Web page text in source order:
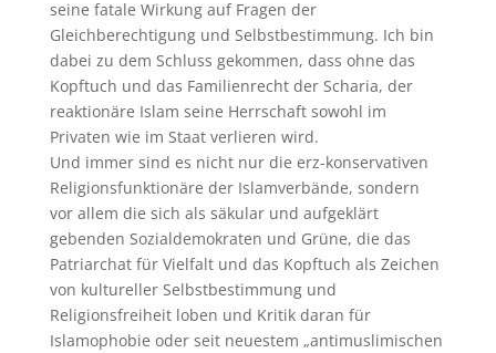
seine fatale Wirkung auf Fragen der
Gleichberechtigung und Selbstbestimmung. Ich bin
dabei zu dem Schluss gekommen, dass ohne das
Kopftuch und das Familienrecht der Scharia, der
reaktionäre Islam seine Herrschaft sowohl im
Privaten wie im Staat verlieren wird.
Und immer sind es nicht nur die erz-konservativen
Religionsfunktionäre der Islamverbände, sondern
vor allem die sich als säkular und aufgeklärt
gebenden Sozialdemokraten und Grüne, die das
Patriarchat für Vielfalt und das Kopftuch als Zeichen
von kultureller Selbstbestimmung und
Religionsfreiheit loben und Kritik daran für
Islamophobie oder seit neuestem „antimuslimischen